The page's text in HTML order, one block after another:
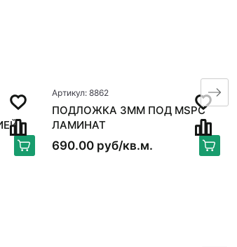
Артикул: 8862
ПОДЛОЖКА 3ММ ПОД MSPC
ЛАМИНАТ
690.00 руб/кв.м.